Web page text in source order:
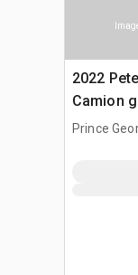
2022
Camion
Prince